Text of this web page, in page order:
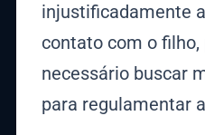
injustificadamente
contato com o filho,
necessário buscar
para regulamentar